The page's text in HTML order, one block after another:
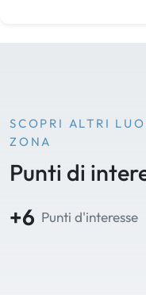
SCOPRI ALTRI
ZONA
Punti di
+6 Punti d'interesse